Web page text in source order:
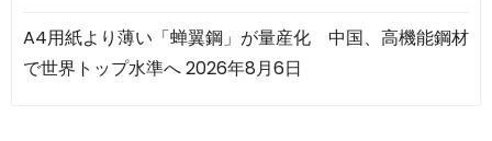
A4用紙より薄い「蝉翼鋼」が量産化 中国、高機能鋼材
で世界トップ水準へ2026年8月6日